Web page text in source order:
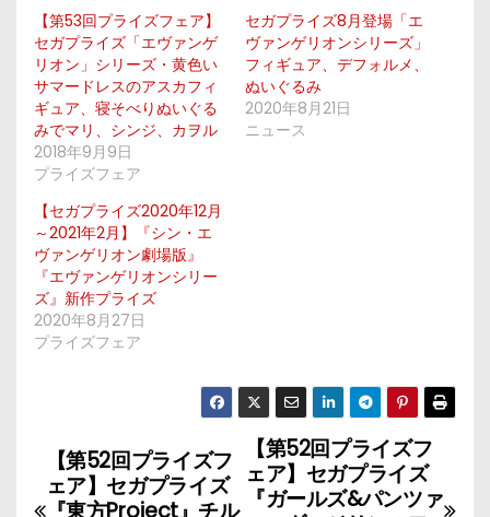
【第53回プライズフェア】
セガプライズ「エヴァンゲ
リオン」シリーズ・黄色い
サマードレスのアスカフィ
ギュア、寝そべりぬいぐる
みでマリ、シンジ、カヲル
2018年9月9日
プライズフェア
セガプライズ8月登場「エ
ヴァンゲリオンシリーズ」
フィギュア、デフォルメ、
ぬいぐるみ
2020年8月21日
ニュース
【セガプライズ2020年12月
～2021年2月】『シン・エ
ヴァンゲリオン劇場版』
『エヴァンゲリオンシリー
ズ』新作プライズ
2020年8月27日
プライズフェア
投
稿
【第52回プライズフ
ェア】セガプライズ
『ガールズ&パンツァ
【第52回プライズフ
ェア】セガプライズ